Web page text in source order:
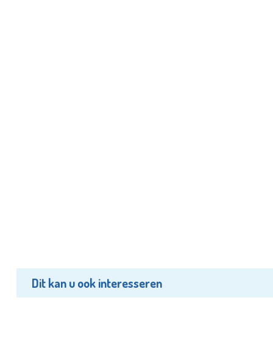
Dit kan u ook interesseren